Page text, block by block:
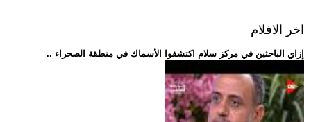
اخر الافلام
.. إزاي الباحثين في مركز سلام اكتشفوا الأسماك في منطقة الصحراء